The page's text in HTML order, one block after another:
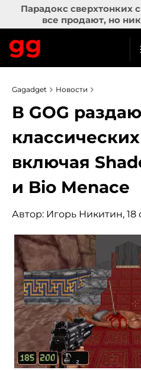
Парадокс сверхтонких
все продают, но
Gagadget Новости
В GOG
включая
и Bio Menace
Автор: Игорь Никитин,